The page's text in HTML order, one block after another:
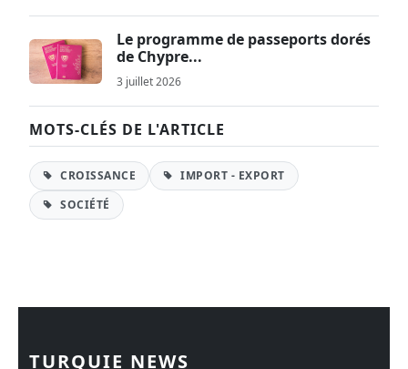
Le programme de passeports dorés
de Chypre...
3 juillet 2026
MOTS-CLÉS DE L'ARTICLE
CROISSANCE
IMPORT - EXPORT
SOCIÉTÉ
TURQUIE NEWS